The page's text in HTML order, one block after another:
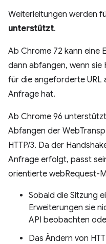
Weiterleitungen werden
unterstützt.
Ab Chrome 72 kann eine
dann abfangen, wenn
für die angeforderte URL
Anfrage hat.
Ab Chrome 96
Abfangen der
HTTP/3. Da der
Anfrage erfolgt, passt
orientierte webRequest-
Sobald die Sitzung
Erweiterungen sie
API beobachten
Das Ändern von